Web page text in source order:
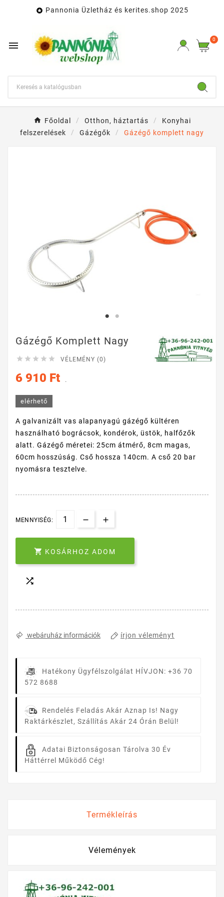
 Pannonia Üzletház és kerites.shop 2025

0
Főoldal Otthon, háztartás
Konyhai
felszerelések
Gázégők Gázégő komplett nagy
Gázégő Komplett Nagy
     VÉLEMÉNY (0)
6 910 Ft .
elérhető
A galvanizált vas alapanyagú gázégő kültéren
használható bográcsok, kondérok, üstök, halfőzők
alatt. Gázégő méretei: 25cm átmérő, 8cm magas,
60cm hosszúság. Cső hossza 140cm. A cső 20 bar
nyomásra tesztelve.
MENNYISÉG:
 KOSÁRHOZ ADOM

webáruház információk írjon véleményt
Hatékony Ügyfélszolgálat HÍVJON: +36 70
572 8688
Rendelés Feladás Akár Aznap Is! Nagy
Raktárkészlet, Szállítás Akár 24 Órán Belül!
Adatai Biztonságosan Tárolva 30 Év
Háttérrel Működő Cég!
Termékleírás
Vélemények